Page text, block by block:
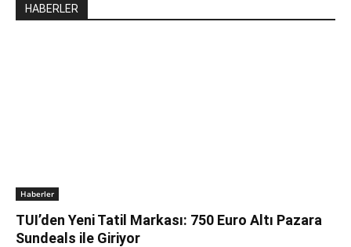
HABERLER
Haberler
TUI’den Yeni Tatil Markası: 750 Euro Altı Pazara
Sundeals ile Giriyor